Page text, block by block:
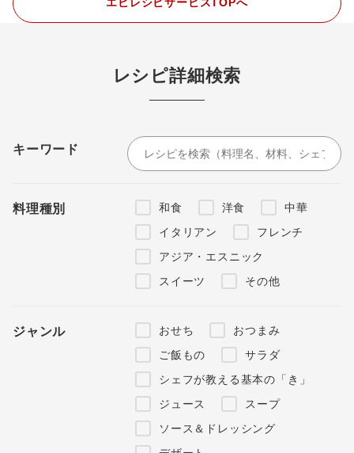
エピレシピサービスTOPへ
レシピ詳細検索
キーワード
料理種別 和食 洋食
中華
イタリアン
フレンチ
アジア・エスニック
スイーツ
その他
ジャンル おせち
おつまみ
ご飯もの
サラダ
シェフが教える基本の「き」
ジュース
スープ
ソース＆ドレッシング